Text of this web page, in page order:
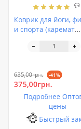
Коврик для йоги,
и спорта (каремат
Спорт 10мм (FI-0083-
635,00грн. -41%
375,00грн.
Подробнее
цены
Быстрый